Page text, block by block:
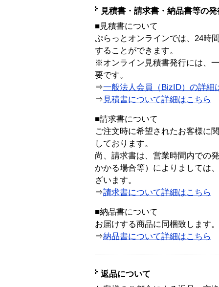
見積書・請求書・納品書等の
■見積書について
ぷらっとオンラインでは、24時
することができます。
※オンライン見積書発行には、
要です。
⇒一般法人会員（BizID）の詳細
⇒ 見積書について詳細はこちら
■請求書について
ご注文時に希望されたお客様に
しております。
尚、請求書は、営業時間内での
かかる場合等）によりましては
ざいます。
⇒請求書について詳細はこちら
■納品書について
お届けする商品に同梱致します。
⇒納品書について詳細はこちら
返品について